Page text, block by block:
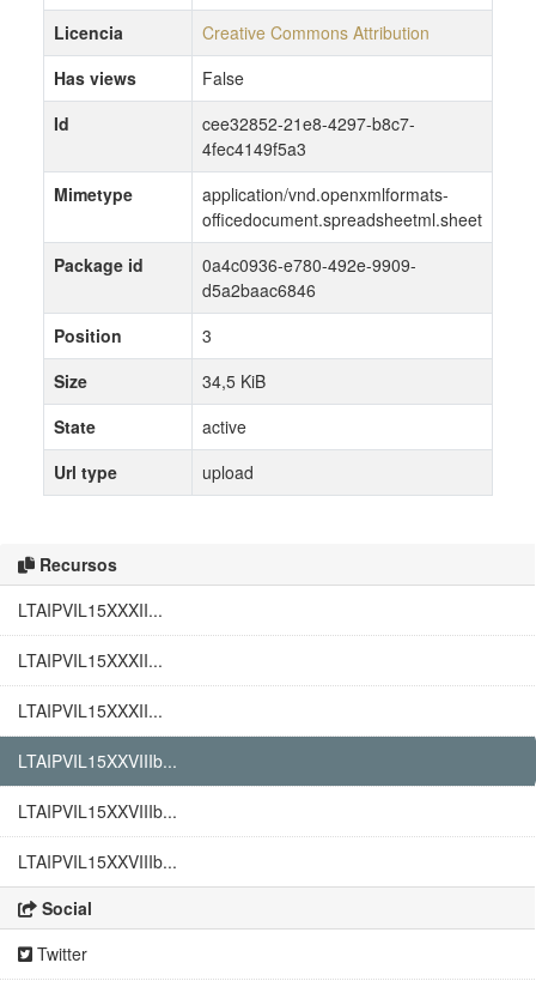
Recursos
LTAIPVIL15XXXII...
LTAIPVIL15XXXII...
LTAIPVIL15XXXII...
LTAIPVIL15XXVIIIb...
LTAIPVIL15XXVIIIb...
LTAIPVIL15XXVIIIb...
Social
Twitter
Licencia
Creative Commons Attribution
Has views
False
Id
cee32852-21e8-4297-b8c7-
4fec4149f5a3
Mimetype
application/vnd.openxmlformats-
officedocument.spreadsheetml.sheet
Package id
0a4c0936-e780-492e-9909-
d5a2baac6846
Position
3
Size
34,5 KiB
State
active
Url type
upload